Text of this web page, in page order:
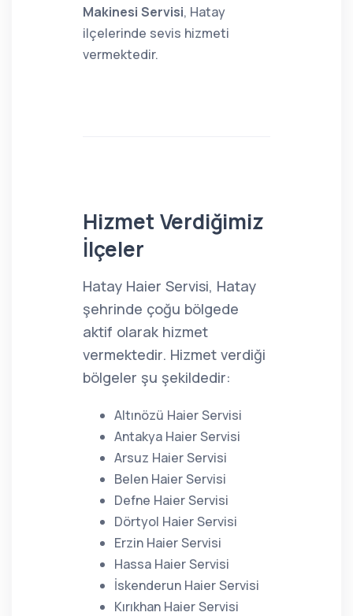
Makinesi Servisi, Hatay
ilçelerinde sevis hizmeti
vermektedir.
Hizmet Verdiğimiz
İlçeler
Hatay Haier Servisi, Hatay
şehrinde çoğu bölgede
aktif olarak hizmet
vermektedir. Hizmet verdiği
bölgeler şu şekildedir:
Altınözü Haier Servisi
Antakya Haier Servisi
Arsuz Haier Servisi
Belen Haier Servisi
Defne Haier Servisi
Dörtyol Haier Servisi
Erzin Haier Servisi
Hassa Haier Servisi
İskenderun Haier Servisi
Kırıkhan Haier Servisi